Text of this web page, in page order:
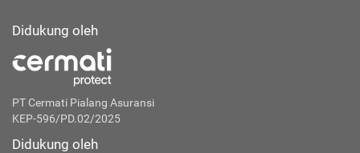
Didukung oleh
PT Cermati Pialang Asuransi
KEP-596/PD.02/2025
Didukung oleh